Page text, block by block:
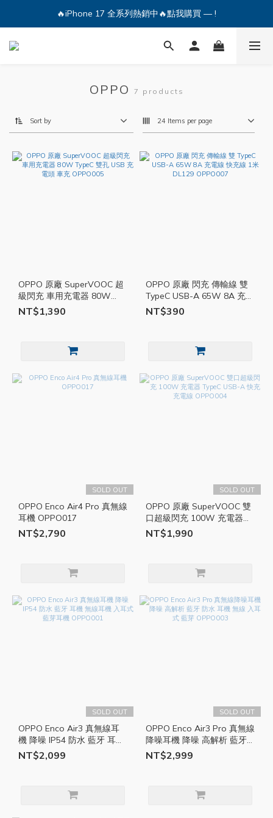
🔥iPhone 17 全系列熱銷中🔥點我購買 — !
🔥iPhone 17 全系列熱銷中🔥點我購買 — !
💕加入Q哥 Line 新好友領優惠券！🎫
OPPO 7 products
Sort by 24 Items per page
OPPO 原廠 SuperVOOC 超
級閃充 車用充電器 80W
TypeC 雙孔 USB 充電頭 車
充 OPPO005
NT$1,390
OPPO 原廠 閃充 傳輸線 雙
TypeC USB-A 65W 8A 充電
線 快充線 1米 DL129
OPPO007
NT$390
SOLD OUT
OPPO Enco Air4 Pro 真無線
耳機 OPPO017
NT$2,790
SOLD OUT
OPPO 原廠 SuperVOOC 雙
口超級閃充 100W 充電器
TypeC USB-A 快充充電線
OPPO004
NT$1,990
SOLD OUT
OPPO Enco Air3 真無線耳
機 降噪 IP54 防水 藍牙 耳機
無線耳機 入耳式 藍芽耳機
OPPO001
NT$2,099
SOLD OUT
OPPO Enco Air3 Pro 真無線
降噪耳機 降噪 高解析 藍牙
防水 耳機 無線 入耳式 藍芽
OPPO003
NT$2,999